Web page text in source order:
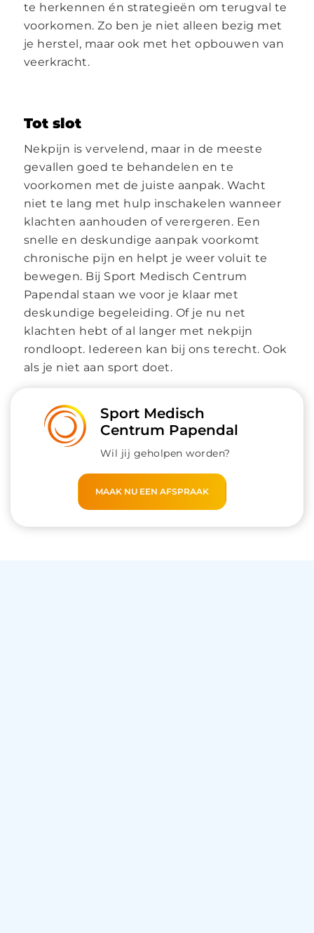
te herkennen én strategieën om terugval te
voorkomen. Zo ben je niet alleen bezig met
je herstel, maar ook met het opbouwen van
veerkracht.
Tot slot
Nekpijn is vervelend, maar in de meeste
gevallen goed te behandelen en te
voorkomen met de juiste aanpak. Wacht
niet te lang met hulp inschakelen wanneer
klachten aanhouden of verergeren. Een
snelle en deskundige aanpak voorkomt
chronische pijn en helpt je weer voluit te
bewegen. Bij Sport Medisch Centrum
Papendal staan we voor je klaar met
deskundige begeleiding. Of je nu net
klachten hebt of al langer met nekpijn
rondloopt. Iedereen kan bij ons terecht. Ook
als je niet aan sport doet.
Sport Medisch
Centrum Papendal
Wil jij geholpen worden?
MAAK NU EEN AFSPRAAK